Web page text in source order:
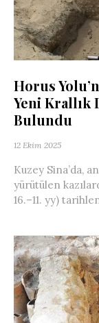
Horus
Yeni Krallık
Bulundu
12 Ekim 2025
Kuzey Sina’da,
yürütülen
16.–11. yy)